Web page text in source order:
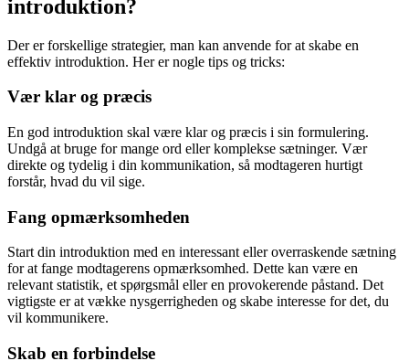
introduktion?
Der er forskellige strategier, man kan anvende for at skabe en
effektiv introduktion. Her er nogle tips og tricks:
Vær klar og præcis
En god introduktion skal være klar og præcis i sin formulering.
Undgå at bruge for mange ord eller komplekse sætninger. Vær
direkte og tydelig i din kommunikation, så modtageren hurtigt
forstår, hvad du vil sige.
Fang opmærksomheden
Start din introduktion med en interessant eller overraskende sætning
for at fange modtagerens opmærksomhed. Dette kan være en
relevant statistik, et spørgsmål eller en provokerende påstand. Det
vigtigste er at vække nysgerrigheden og skabe interesse for det, du
vil kommunikere.
Skab en forbindelse